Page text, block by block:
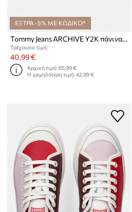
ΕΞΤΡΑ -5% ΜΕ ΚΩΔΙΚΟ*
Tommy Jeans ARCHIVE Y2K πάνινα sneakers Γυναικεία
Τρέχουσα τιμή:
40,99 €
Αρχική τιμή:65,99 €
Η χαμηλότερη τιμή:42,99 €